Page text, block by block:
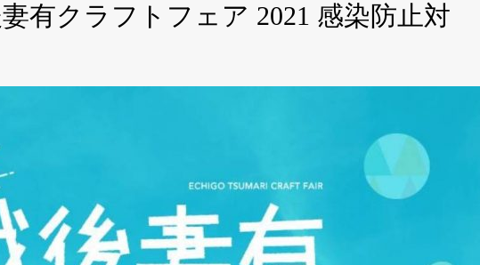
妻有クラフトフェア 2021 感染防止対